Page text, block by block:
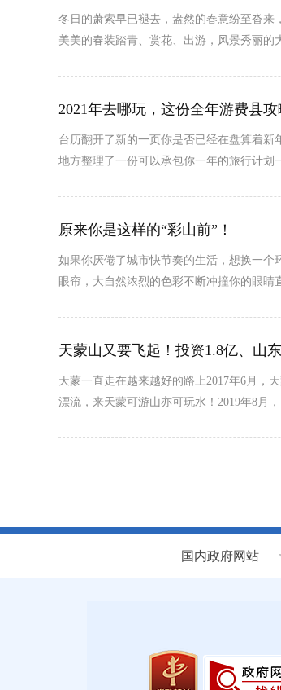
冬日的萧索早已褪去，盎然的春意纷至沓
美美的春装踏青、赏花、出游，风景秀丽
2021年去哪玩，这份全年游费县
台历翻开了新的一页你是否已经在盘算着
地方整理了一份可以承包你一年的旅行计
原来你是这样的“彩山前”！
如果你厌倦了城市快节奏的生活，想换一个
眼帘，大自然浓烈的色彩不断冲撞你的眼
天蒙山又要飞起！投资1.8亿、山
天蒙一直走在越来越好的路上2017年6月，
漂流，来天蒙可游山亦可玩水！2019年8月
国内政府网站